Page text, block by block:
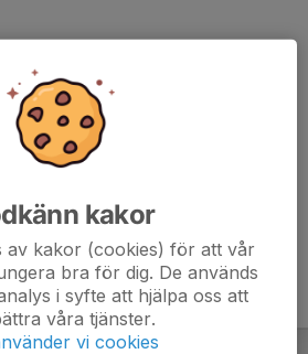
kakor
av kakor (cookies) för att vår
bra för dig. De används
i syfte att hjälpa oss att
våra tjänster.
vi cookies